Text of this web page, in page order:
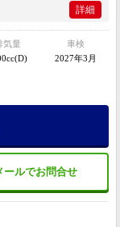
詳細
気量
車検
2027年3月
ールでお問合せ